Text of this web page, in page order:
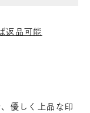
返品可能
優しく上品な印